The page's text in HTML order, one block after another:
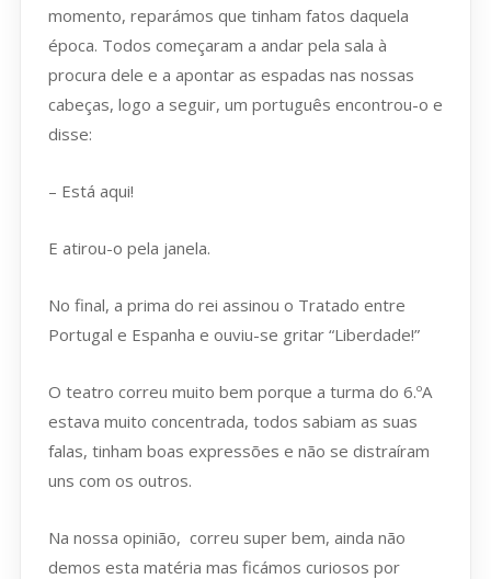
momento, reparámos que tinham fatos daquela
época. Todos começaram a andar pela sala à
procura dele e a apontar as espadas nas nossas
cabeças, logo a seguir, um português encontrou-o e
disse:
– Está aqui!
E atirou-o pela janela.
No final, a prima do rei assinou o Tratado entre
Portugal e Espanha e ouviu-se gritar “Liberdade!”
O teatro correu muito bem porque a turma do 6.ºA
estava muito concentrada, todos sabiam as suas
falas, tinham boas expressões e não se distraíram
uns com os outros.
Na nossa opinião, correu super bem, ainda não
demos esta matéria mas ficámos curiosos por